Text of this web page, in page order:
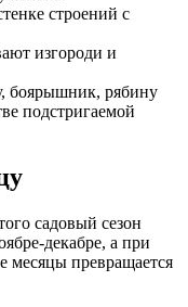
строений с
изгороди и
боярышник, рябину
подстригаемой
садовый сезон
декабре, а при
месяцы превращается